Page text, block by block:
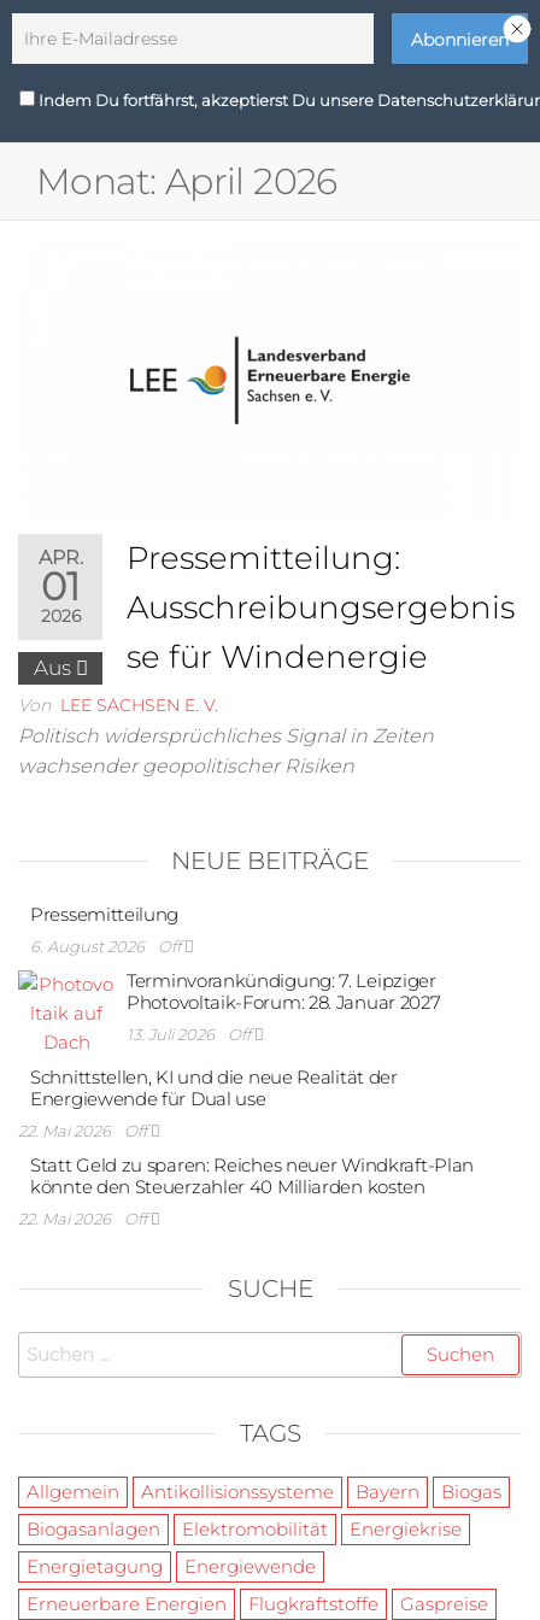
Zum
Inhalt
Wir sind Zukunft
LEE
Sachsen
e. V.
MENÜ
Monat: April 2026
APR.
01
2026
Aus
Pressemitteilung:
Ausschreibungsergebnis
se für Windenergie
Von LEE SACHSEN E. V.
Politisch widersprüchliches Signal in Zeiten
wachsender geopolitischer Risiken
NEUE BEITRÄGE
Pressemitteilung
6. August 2026 Off
Terminvorankündigung: 7. Leipziger
Photovoltaik-Forum: 28. Januar 2027
13. Juli 2026 Off
Schnittstellen, KI und die neue Realität der
Energiewende für Dual use
22. Mai 2026 Off
Statt Geld zu sparen: Reiches neuer Windkraft-Plan
könnte den Steuerzahler 40 Milliarden kosten
22. Mai 2026 Off
SUCHE
Suchen
nach:
TAGS
Allgemein Antikollisionssysteme Bayern
Biogas
Biogasanlagen
Elektromobilität
Energiekrise
Energietagung
Energiewende
Erneuerbare Energien
Flugkraftstoffe Gaspreise
Indem Du fortfährst, akzeptierst Du unsere